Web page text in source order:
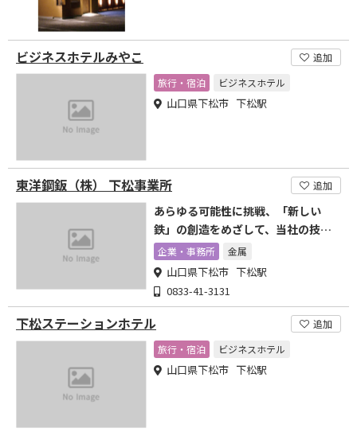
ビジネスホテルみやこ
追加
旅行・宿泊
ビジネスホテル
山口県下松市 下松駅
東洋鋼鈑（株） 下松事業所 追加
あらゆる可能性に挑戦、「新しい
鉄」の創造をめざして、当社の技術
は進化をしつづけます。
企業・事務所 金属
山口県下松市 下松駅
0833-41-3131
下松ステーションホテル
追加
旅行・宿泊
ビジネスホテル
山口県下松市 下松駅